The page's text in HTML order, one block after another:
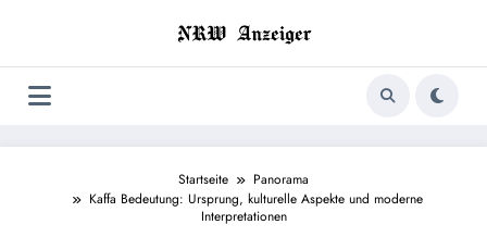
Startseite
Panorama
Kaffa Bedeutung: Ursprung, kulturelle Aspekte und moderne
Interpretationen